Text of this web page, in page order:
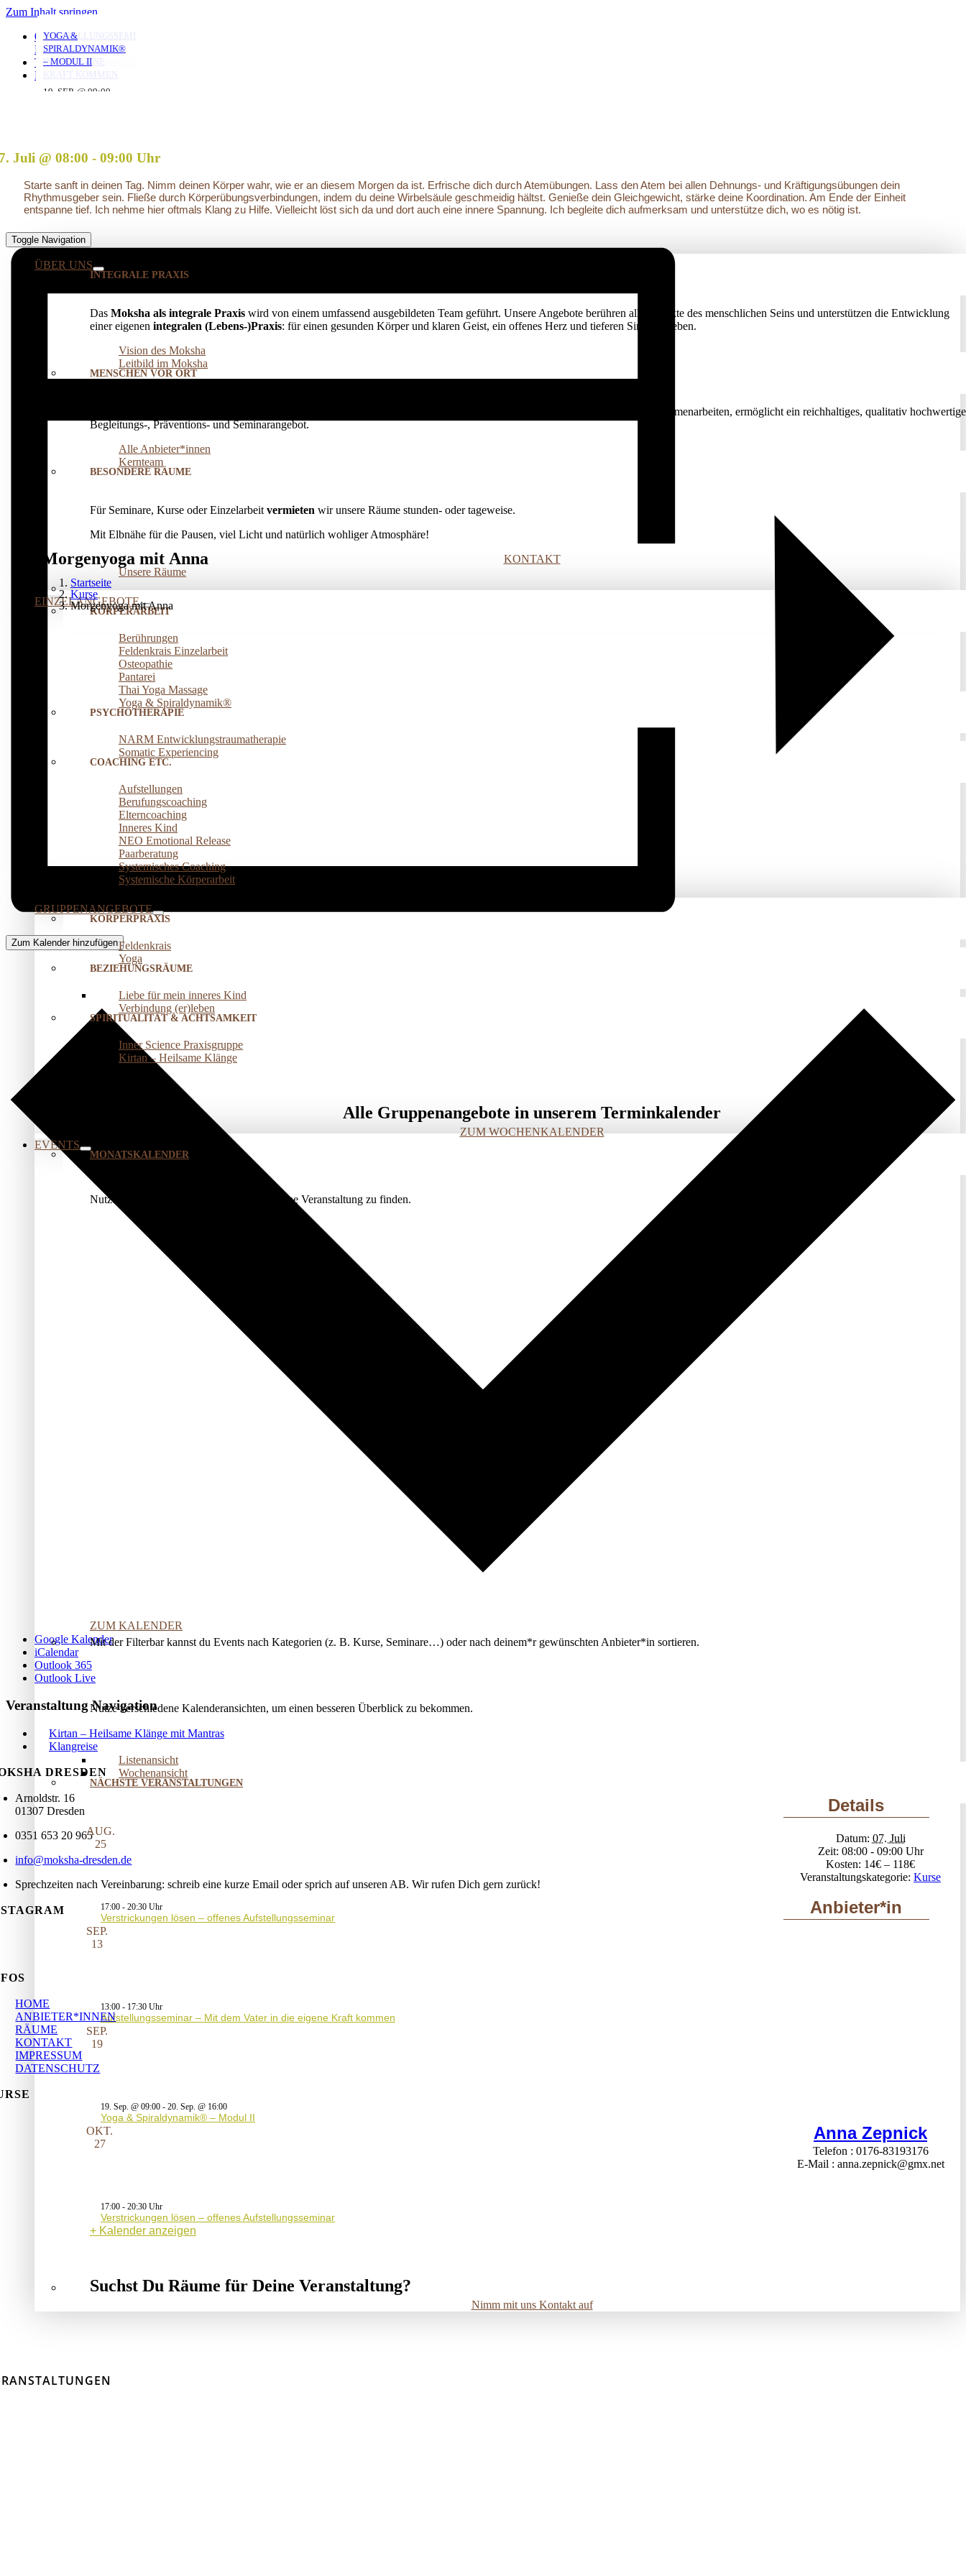
Zum Inhalt springen
0351 653 20 965
KONTAKT
TERMINE
LOGIN
Toggle Navigation
ÜBER UNS
INTEGRALE PRAXIS
Das Moksha als integrale Praxis wird von einem umfassend ausgebildeten Team geführt. Unsere Angebote berühren alle Aspekte des menschlichen Seins und unterstützen die Entwicklung
einer eigenen integralen (Lebens-)Praxis: für einen gesunden Körper und klaren Geist, ein offenes Herz und tieferen Sinn im Leben.
Vision des Moksha
Leitbild im Moksha
MENSCHEN VOR ORT
Die Vielfalt an qualifizierten Anbieter*innen, welche sich regelmäßig fortbilden, vernetzen und im Moksha interdisziplinär zusammenarbeiten, ermöglicht ein reichhaltiges, qualitativ
Begleitungs-, Präventions­- und Seminarangebot.
Alle Anbieter*innen
Kernteam
BESONDERE RÄUME
Für Seminare, Kurse oder Einzelarbeit vermieten wir unsere Räume stunden- oder tageweise.
Mit Elbnähe für die Pausen, viel Licht und natürlich wohliger Atmosphäre!
KONTAKT
Unsere Räume
EINZELANGEBOTE
KÖRPERARBEIT
Berührungen
Feldenkrais Einzelarbeit
Osteopathie
Pantarei
Thai Yoga Massage
Yoga & Spiraldynamik®
PSYCHOTHERAPIE
NARM Entwicklungstraumatherapie
Somatic Experiencing
COACHING ETC.
Aufstellungen
Berufungscoaching
Elterncoaching
Inneres Kind
NEO Emotional Release
Paarberatung
Systemisches Coaching
Systemische Körperarbeit
GRUPPENANGEBOTE
KÖRPERPRAXIS
Feldenkrais
Yoga
BEZIEHUNGSRÄUME
Liebe für mein inneres Kind
Verbindung (er)leben
SPIRITUALITÄT & ACHTSAMKEIT
Inner Science Praxisgruppe
Kirtan – Heilsame Klänge
Alle Gruppenangebote in unserem Terminkalender
ZUM WOCHENKALENDER
EVENTS
MONATSKALENDER
Nutze unser Kalendermodul, um genau Deine Veranstaltung zu finden.
ZUM KALENDER
Mit der Filterbar kannst du Events nach Kategorien (z. B. Kurse, Seminare…) oder nach deinem*r gewünschten Anbieter*in sortieren.
Nutze verschiedene Kalenderansichten, um einen besseren Überblick zu bekommen.
Listenansicht
Wochenansicht
NÄCHSTE VERANSTALTUNGEN
AUG.
25
17:00 - 20:30
Verstrickungen lösen – offenes Aufstellungsseminar
SEP.
13
13:00 - 17:30
Aufstellungsseminar – Mit dem Vater in die eigene Kraft kommen
SEP.
19
19. Sep. @ 09:00 - 20. Sep. @ 16:00
Yoga & Spiraldynamik® – Modul II
OKT.
27
17:00 - 20:30
Verstrickungen lösen – offenes Aufstellungsseminar
Kalender anzeigen
Suchst Du Räume für Deine Veranstaltung?
Nimm mit uns Kontakt auf
Morgenyoga mit Anna
Startseite
Kurse
Morgenyoga mit Anna
Juli @ 08:00 - 09:00
Starte sanft in deinen Tag. Nimm deinen Körper wahr, wie er an diesem Morgen da ist. Erfrische dich durch Atemübungen. Lass den Atem bei allen Dehnungs- und Kräftigungsübungen dein
Rhythmusgeber sein. Fließe durch Körperübungsverbindungen, indem du deine Wirbelsäule geschmeidig hältst. Genieße dein Gleichgewicht, stärke deine Koordination. Am Ende der Einheit
entspanne tief. Ich nehme hier oftmals Klang zu Hilfe. Vielleicht löst sich da und dort auch eine innere Spannung. Ich begleite dich aufmerksam und unterstütze dich, wo es nötig ist.
Zum Kalender hinzufügen
Google Kalender
iCalendar
Outlook 365
Outlook Live
Veranstaltung Navigation
Kirtan – Heilsame Klänge mit Mantras
Klangreise
Details
Datum: 07. Juli
Zeit: 08:00 - 09:00
Kosten: 14€ – 118€
Veranstaltungskategorie: Kurse
Anbieter*in
Anna Zepnick
Telefon
0176-83193176
E-Mail
anna.zepnick@gmx.net
DRESDEN
Arnoldstr. 16
01307 Dresden
0351 653 20 965
info@moksha-dresden.de
Sprechzeiten nach Vereinbarung: schreib eine kurze Email oder sprich auf unseren AB. Wir rufen Dich gern zurück!
HOME
ANBIETER*INNEN
RÄUME
KONTAKT
IMPRESSUM
DATENSCHUTZ
YOGA FÜR ÄLTERE
MIT ANNA
06. AUG. @ 17:45-
YOGA MIT ANNA
06. AUG. @ 19:30
20:45
MORGENYOGA MIT
ANNA
07. AUG. @ 08:00-
VERSTRICKUNGEN
LÖSEN – OFFENES
AUFSTELLUNGSSEMINAR
25. AUG. @ 17:00
AUFSTELLUNGSSEMINAR
– MIT DEM VATER
IN DIE EIGENE
KRAFT KOMMEN
YOGA &
SPIRALDYNAMIK®
– MODUL II
19. SEP. @ 09:00